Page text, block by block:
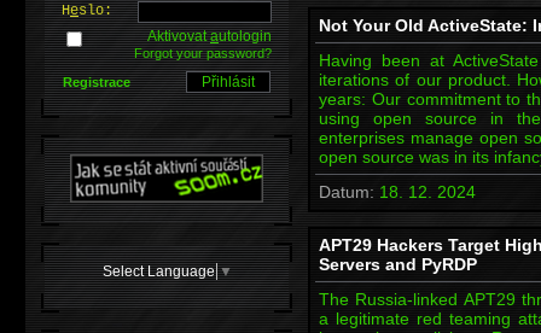
Not Your Old ActiveState:
Having been at
iterations of our product.
years: Our commitment to
using open source in
enterprises manage open
open source was in its
Datum: 18. 12. 2024
APT29 Hackers Target
Servers and PyRDP
The Russia-linked APT29
a legitimate red teaming
Heslo:
Aktivovatautologin
Forgot your password?
Registrace
Select Language ▼